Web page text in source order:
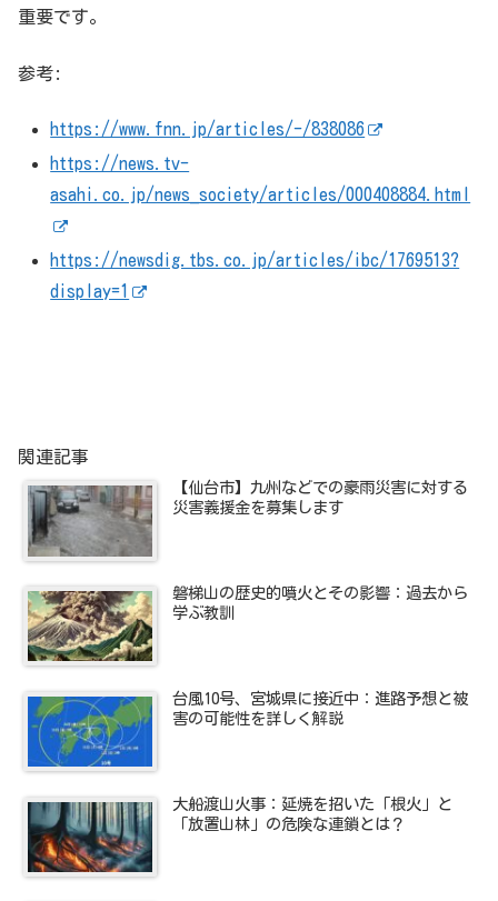
重要です。
参考:
https://www.fnn.jp/articles/-/838086
https://news.tv-
asahi.co.jp/news_society/articles/000408884.html
https://newsdig.tbs.co.jp/articles/ibc/1769513?
display=1
関連記事
【仙台市】九州などでの豪雨災害に対する
災害義援金を募集します
磐梯山の歴史的噴火とその影響：過去から
学ぶ教訓
台風10号、宮城県に接近中：進路予想と被
害の可能性を詳しく解説
大船渡山火事：延焼を招いた「根火」と
「放置山林」の危険な連鎖とは？